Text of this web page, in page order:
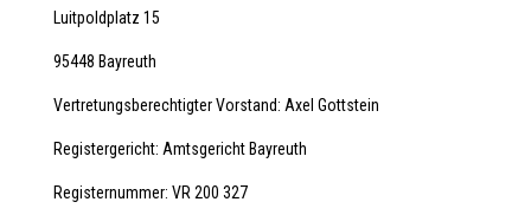
Luitpoldplatz 15
95448 Bayreuth
Vertretungsberechtigter Vorstand: Axel Gottstein
Registergericht: Amtsgericht Bayreuth
Registernummer: VR 200 327